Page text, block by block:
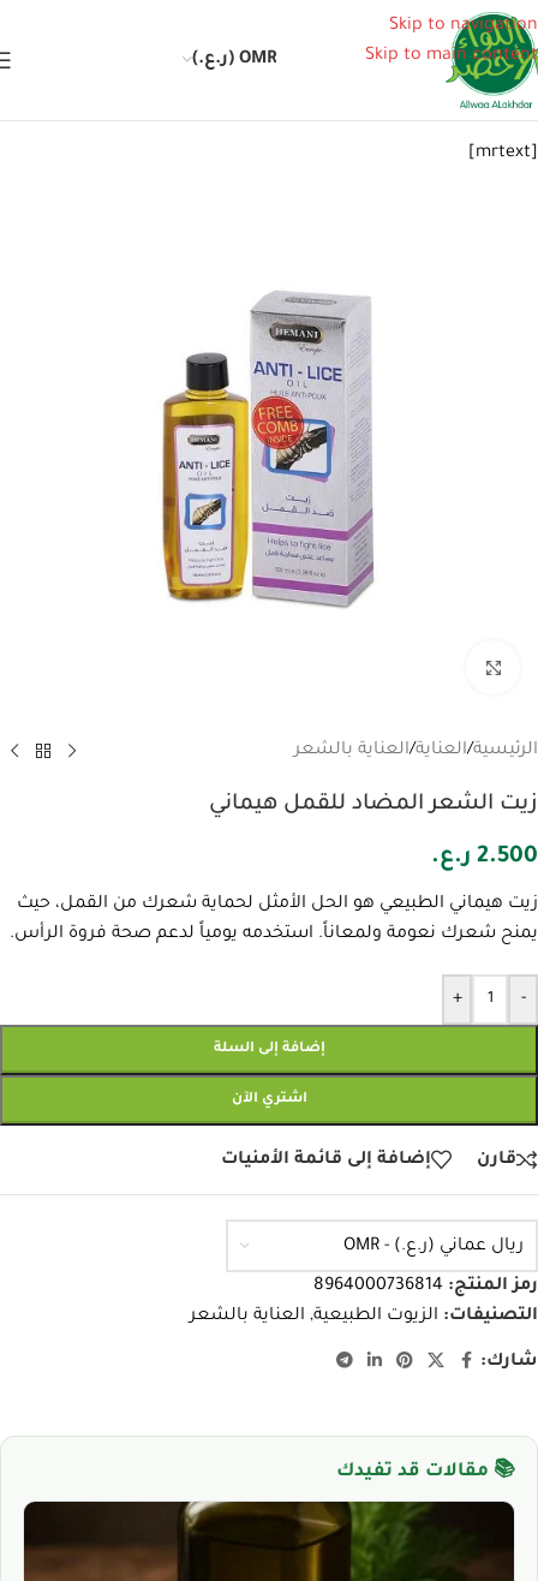
Skip to navigation
Skip to main content
OMR (ر.ع.)
[mrtext]
الرئيسية/العناية/العناية بالشعر
زيت الشعر المضاد للقمل هيماني
2.500 ر.ع.
زيت هيماني الطبيعي هو الحل الأمثل لحماية شعرك من القمل، حيث
يمنح شعرك نعومة ولمعاناً. استخدمه يومياً لدعم صحة فروة الرأس.
-
+
إضافة إلى السلة
اشتري الآن
قارن إضافة إلى قائمة الأمنيات
ريال عماني (ر.ع.) - OMR
رمز المنتج: 8964000736814
التصنيفات: الزيوت الطبيعية, العناية بالشعر
شارك:
📚 مقالات قد تفيدك